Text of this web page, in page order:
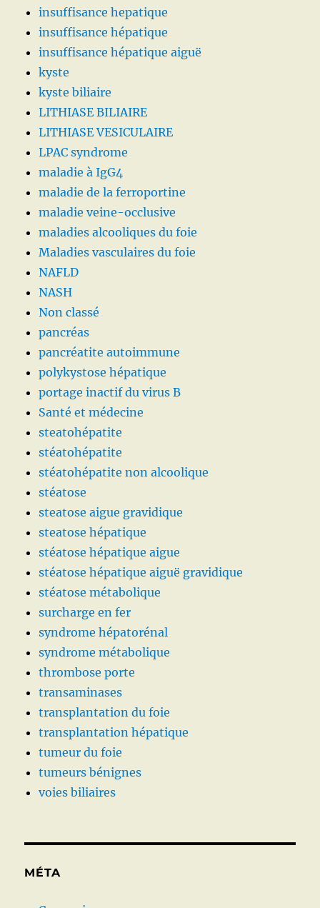
insuffisance hepatique
insuffisance hépatique
insuffisance hépatique aiguë
kyste
kyste biliaire
LITHIASE BILIAIRE
LITHIASE VESICULAIRE
LPAC syndrome
maladie à IgG4
maladie de la ferroportine
maladie veine-occlusive
maladies alcooliques du foie
Maladies vasculaires du foie
NAFLD
NASH
Non classé
pancréas
pancréatite autoimmune
polykystose hépatique
portage inactif du virus B
Santé et médecine
steatohépatite
stéatohépatite
stéatohépatite non alcoolique
stéatose
steatose aigue gravidique
steatose hépatique
stéatose hépatique aigue
stéatose hépatique aiguë gravidique
stéatose métabolique
surcharge en fer
syndrome hépatorénal
syndrome métabolique
thrombose porte
transaminases
transplantation du foie
transplantation hépatique
tumeur du foie
tumeurs bénignes
voies biliaires
MÉTA